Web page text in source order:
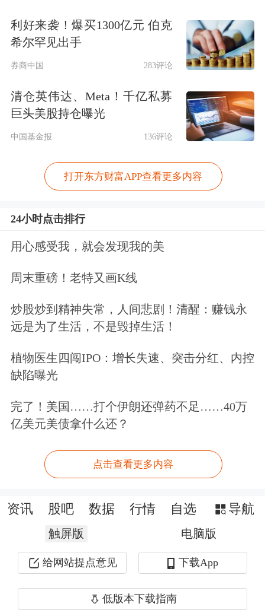
从规模变动来看，本周资金仍在逢高抛
售权益类ETF，股票型ETF和跨境ETF
分别缩水566.51亿元和201. 25亿元；商
品型ETF也延续颓势，本周再度缩水
68.36亿元。
和货币型ETF本周规模分别增长373.65
最近两周合计吸金超600亿元，最新规
模已达8680亿元，成为仅次于股票型
ETF的大类品种。
今年以来，截至6月6日，全市场ETF年
内缩水12603.24亿元。其中，股票型
ETF今年以来缩水12859.46亿元，跨境
ETF年内缩水额达722.38亿元。规模增
长方面，债券型ETF凭借近几周的强劲
元，超越商品型ETF的440.25亿元，成
利好来袭！爆买1300亿元 伯克
希尔罕见出手
券商中国 283评论
清仓英伟达、Meta！千亿私募
巨头美股持仓曝光
中国基金报 136评论
打开东方财富APP查看更多内容
24小时点击排行
用心感受我，就会发现我的美
周末重磅！老特又画K线
炒股炒到精神失常，人间悲剧！清醒：赚钱永
远是为了生活，不是毁掉生活！
植物医生四闯IPO：增长失速、突击分红、内控
缺陷曝光
完了！美国……打个伊朗还弹药不足……40万
亿美元美债拿什么还？
点击查看更多内容
资讯 股吧 数据 行情 自选 导航
触屏版 电脑版
给网站提点意见 下载App
低版本下载指南